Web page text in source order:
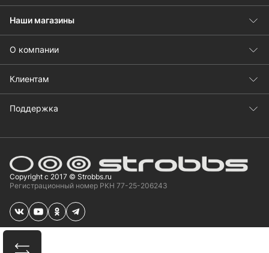
Сравнить
Наши магазины
О компании
Клиентам
Поддержка
Copyright с 2017 © Strobbs.ru
Регистрационный номер РКН 77-25-206243